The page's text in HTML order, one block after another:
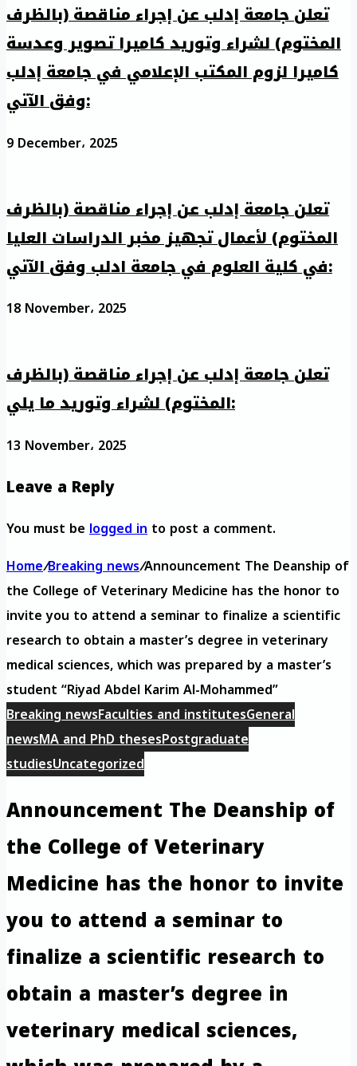
تعلن جامعة إدلب عن إجراء مناقصة (بالظرف
المختوم) لشراء وتوريد كاميرا تصوير وعدسة
كاميرا لزوم المكتب الإعلامي في جامعة إدلب
وفق الآتي:
9 December، 2025
تعلن جامعة إدلب عن إجراء مناقصة (بالظرف
المختوم) لأعمال تجهيز مخبر الدراسات العليا
في كلية العلوم في جامعة ادلب وفق الآتي:
18 November، 2025
تعلن جامعة إدلب عن إجراء مناقصة (بالظرف
المختوم) لشراء وتوريد ما يلي:
13 November، 2025
Leave a Reply
You must belogged into post a comment.
Home/Breaking news/Announcement The Deanship of
the College of Veterinary Medicine has the honor to
invite you to attend a seminar to finalize a scientific
research to obtain a master’s degree in veterinary
medical sciences, which was prepared by a master’s
student “Riyad Abdel Karim Al-Mohammed”
Breaking newsFaculties and institutesGeneral
newsMA and PhD thesesPostgraduate
studiesUncategorized
Announcement The Deanship of
the College of Veterinary
Medicine has the honor to invite
you to attend a seminar to
finalize a scientific research to
obtain a master’s degree in
veterinary medical sciences,